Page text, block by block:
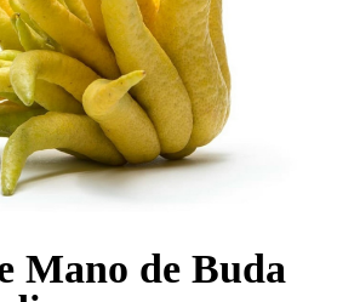
Mano de Buda